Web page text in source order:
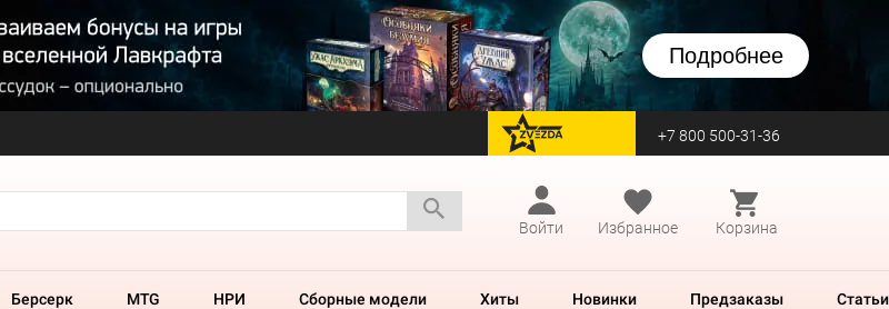
Подробнее
перейти на Zvezda +7 800 500-31-36
Войти
Избранное Корзина
Берсерк MTG НРИ Сборные модели Хиты Новинки Предзаказы Статьи